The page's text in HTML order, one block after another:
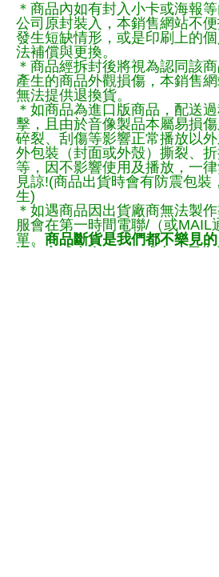
＊商品內如有封入小卡或海報
公司原封裝入，本銷售網站不
發生短缺情形，或是印刷上的
法補償與更換。
＊商品經拆封後將視為認同該
產生的商品外觀損傷，本銷售
無法提供退換貨。
＊如商品為進口版商品，配送
擊，且由於音像製品本屬易損
碎裂、刮傷等影響正常播放以
外包裝（封面或外殼）撕裂、
等，因不影響使用及播放，一
見諒!(商品出貨時會有防震包裝
生)
＊如遇商品因出貨廠商無法製
服會在第一時間電聯/（或MAIL
單。 商品斷貨是我們都不樂見